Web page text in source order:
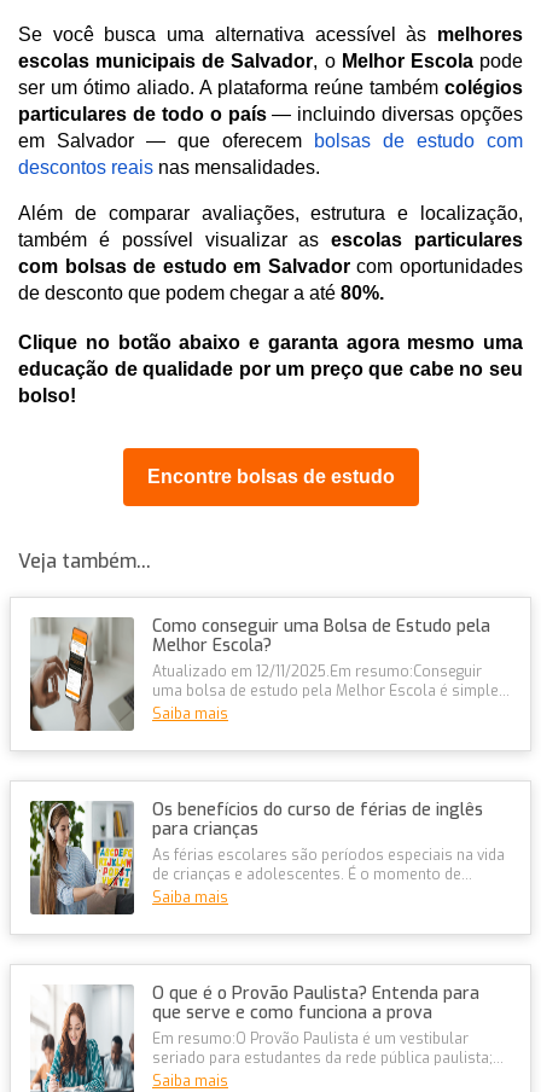
Se você busca uma alternativa acessível às melhores
escolas municipais de Salvador, o Melhor Escola pode
ser um ótimo aliado. A plataforma reúne também colégios
particulares de todo o país — incluindo diversas opções
em Salvador — que oferecem
bolsas de estudo com
descontos reais nas mensalidades.
Além de comparar avaliações, estrutura e localização,
também é possível visualizar as escolas particulares
com bolsas de estudo em Salvador com oportunidades
de desconto que podem chegar a até 80%.
Clique no botão abaixo e garanta agora mesmo uma
educação de qualidade por um preço que cabe no seu
bolso!
Encontre bolsas de estudo
Veja também...
Como conseguir uma Bolsa de Estudo pela
Melhor Escola?
Atualizado em 12/11/2025.Em resumo:Conseguir
uma bolsa de estudo pela Melhor Escola é simples
e 100% online, com descontos de...
Saiba mais
Os benefícios do curso de férias de inglês
para crianças
As férias escolares são períodos especiais na vida
de crianças e adolescentes. É o momento de
descansar, esquecer um pouco a...
Saiba mais
O que é o Provão Paulista? Entenda para
que serve e como funciona a prova
Em resumo:O Provão Paulista é um vestibular
seriado para estudantes da rede pública paulista;A
prova acompanha o aluno ao lon...
Saiba mais